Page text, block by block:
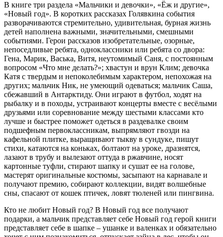
В книге три раздела «Мальчики и девочки», «Ёж и другие»,
«Новый год». В коротких рассказах Голявкина события
разворачиваются стремительно, удивительная, бурная жизнь
детей наполнена важными, значительными, смешными
событиями. Герои рассказов изобретательные, озорные,
непоседливые ребята, одноклассники или ребята со двора:
Гена, Марик, Васька, Витя, неутомимый Саня, с постоянным
вопросом «Что мне делать?»; хвастун и врун Клим; девочка
Катя с твердым и непоколебимым характером, непохожая на
других; мальчик Ник, не умеющий одеваться; мальчик Саша,
сбежавший в Антарктиду. Они играют в футбол, ходят на
рыбалку и в походы, устраивают концерты вместе с весёлыми
друзьями или соревнование между шестыми классами кто
лучше и быстрее поможет одеться в раздевалке своим
подшефным первоклассникам, выпрямляют гвозди на
кафельной плитке, выращивают тыкву в сундуке, пишут
стихи, катаются на коньках, болтают на уроке, дразнятся,
лазают в трубу и вылезают оттуда в ржавчине, носят
картонные туфли, стирают шапку и сушат ее на голове,
мастерят оригинальные костюмы, засыпают на карнавале и
получают премию, собирают коллекции, видят волшебные
сны, спасают от кошек птичек, ловят тюленей или пингвина.
Кто не любит Новый год? В Новый год все получают
подарки, а мальчик представляет себе Новый год герой книги
представляет себе в шапке – ушанке и валенках и обязательно